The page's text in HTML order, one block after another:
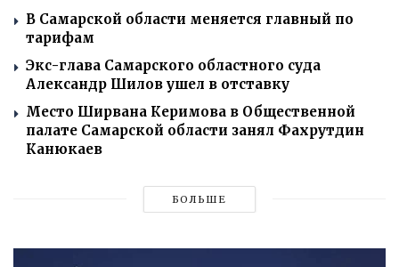
В Самарской области меняется главный по
тарифам
Экс-глава Самарского областного суда
Александр Шилов ушел в отставку
Место Ширвана Керимова в Общественной
палате Самарской области занял Фахрутдин
Канюкаев
БОЛЬШЕ